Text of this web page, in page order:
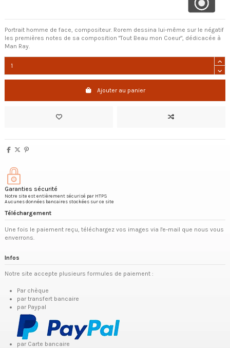
Portrait homme de face, compositeur. Rorem dessina lui-même sur le négatif
les premières notes de sa composition "Tout Beau mon Coeur", dédicacée à
Man Ray.
Ajouter au panier
Garanties sécurité
Notre site est entièrement sécurisé par HTPS
Aucunes données bancaires stockées sur ce site
Téléchargement
Une fois le paiement reçu, téléchargez vos images via l'e-mail que nous vous
enverrons.
Infos
Notre site accepte plusieurs formules de paiement :
Par chèque
par transfert bancaire
par Paypal
par Carte bancaire